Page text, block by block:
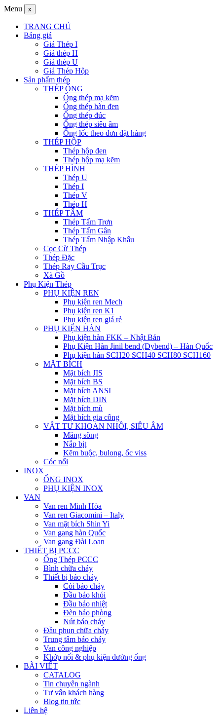
Menu x
TRANG CHỦ
Bảng giá
Giá Thép I
Giá thép H
Giá thép U
Giá Thép Hộp
Sản phẩm thép
THÉP ỐNG
Ống thép mạ kẽm
Ống thép hàn đen
Ống thép đúc
Ống thép siêu âm
Ống lốc theo đơn đặt hàng
THÉP HỘP
Thép hộp đen
Thép hộp mạ kẽm
THÉP HÌNH
Thép U
Thép I
Thép V
Thép H
THÉP TẤM
Thép Tấm Trơn
Thép Tấm Gân
Thép Tấm Nhập Khẩu
Cọc Cừ Thép
Thép Đặc
Thép Ray Cầu Trục
Xà Gồ
Phụ Kiện Thép
PHỤ KIỆN REN
Phụ kiện ren Mech
Phụ kiện ren K1
Phụ kiện ren giá rẻ
PHỤ KIỆN HÀN
Phụ kiện hàn FKK – Nhật Bản
Phụ Kiện Hàn Jinil bend (Dybend) – Hàn Quốc
Phụ kiện hàn SCH20 SCH40 SCH80 SCH160
MẶT BÍCH
Mặt bích JIS
Mặt bích BS
Mặt bích ANSI
Mặt bích DIN
Mặt bích mù
Mặt bích gia công
VẬT TƯ KHOAN NHỒI, SIÊU ÂM
Măng sông
Nắp bịt
Kẽm buộc, bulong, ốc viss
Cóc nối
INOX
ỐNG INOX
PHỤ KIỆN INOX
VAN
Van ren Minh Hòa
Van ren Giacomini – Italy
Van mặt bích Shin Yi
Van gang hàn Quốc
Van gang Đài Loan
THIẾT BỊ PCCC
Ống Thép PCCC
Bình chữa cháy
Thiết bị báo cháy
Còi báo cháy
Đầu báo khói
Đầu báo nhiệt
Đèn báo phòng
Nút báo cháy
Đầu phun chữa cháy
Trung tâm báo cháy
Van công nghiệp
Khớp nối & phụ kiện đường ống
BÀI VIẾT
CATALOG
Tin chuyên ngành
Tư vấn khách hàng
Blog tin tức
Liên hệ